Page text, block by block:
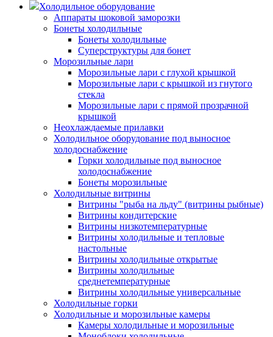
Холодильное оборудование
Аппараты шоковой заморозки
Бонеты холодильные
Бонеты холодильные
Суперструктуры для бонет
Морозильные лари
Морозильные лари с глухой крышкой
Морозильные лари с крышкой из гнутого
стекла
Морозильные лари с прямой прозрачной
крышкой
Неохлаждаемые прилавки
Холодильное оборудование под выносное
холодоснабжение
Горки холодильные под выносное
холодоснабжение
Бонеты морозильные
Холодильные витрины
Витрины "рыба на льду" (витрины рыбные)
Витрины кондитерские
Витрины низкотемпературные
Витрины холодильные и тепловые
настольные
Витрины холодильные открытые
Витрины холодильные
среднетемпературные
Витрины холодильные универсальные
Холодильные горки
Холодильные и морозильные камеры
Камеры холодильные и морозильные